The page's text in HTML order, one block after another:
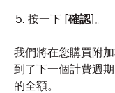
按一下 [確認]。
我們將在您購買附
到了下一個計費週
的全額。